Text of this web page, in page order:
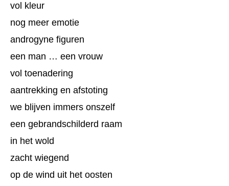
vol kleur
nog meer emotie
androgyne figuren
een man … een vrouw
vol toenadering
aantrekking en afstoting
we blijven immers onszelf
een gebrandschilderd raam
in het wold
zacht wiegend
op de wind uit het oosten